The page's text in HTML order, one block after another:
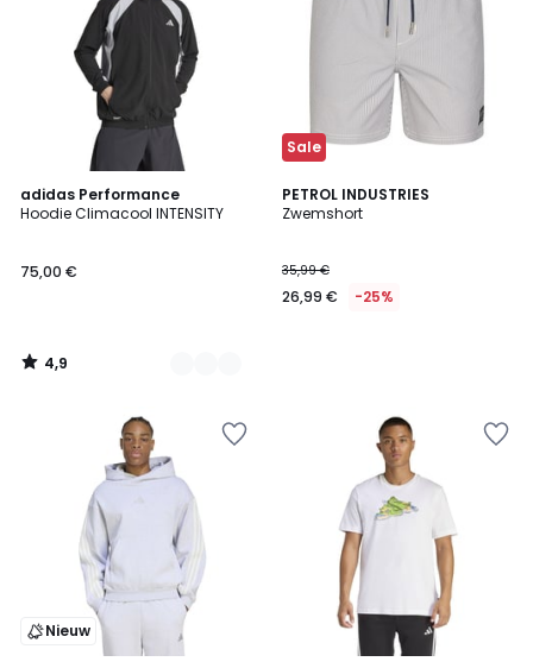
adidas Performance
Hoodie Climacool INTENSITY
75,00 €
4,9
/ 5
2
Kleuren
4,9
/
Sale
PETROL INDUSTRIES
Zwemshort
35,99 €
26,99 € -25%
Nieuw